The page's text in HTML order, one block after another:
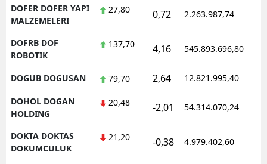
DOFER DOFER YAPI
MALZEMELERI
27,80 0,72 2.263.987,74
DOFRB DOF
ROBOTIK
137,70 4,16 545.893.696,80
DOGUB DOGUSAN 79,70 2,64 12.821.995,40
DOHOL DOGAN
HOLDING
20,48 -2,01 54.314.070,24
DOKTA DOKTAS
DOKUMCULUK
21,20 -0,38 4.979.402,60